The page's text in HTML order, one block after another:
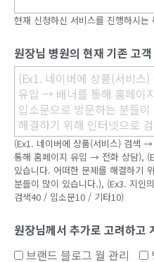
현재 신청하신 서비스를 진행하시는
원장님 병원의 현재 기존 고
(Ex1. 네이버에 상품(서비스) 검색
통해 홈페이지 유입 → 전화 상담),
있습니다. 어떠한 문제를 해결하기
분들이 많이 있습니다.), (Ex3. 지인
검색40 / 입소문10 / 기타10)
원장님께서 추가로 고려하고
브랜드 블로그 월 관리